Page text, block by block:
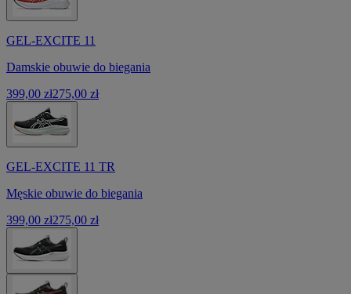
GEL-EXCITE 11
Damskie obuwie do biegania
399,00 zł275,00 zł
GEL-EXCITE 11 TR
Męskie obuwie do biegania
399,00 zł275,00 zł